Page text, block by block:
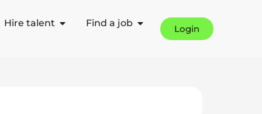
Hire talent Find a job
Login